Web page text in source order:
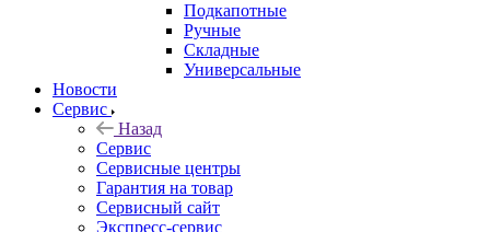
Подкапотные
Ручные
Складные
Универсальные
Новости
Сервис
Назад
Сервис
Сервисные центры
Гарантия на товар
Сервисный сайт
Экспресс-сервис